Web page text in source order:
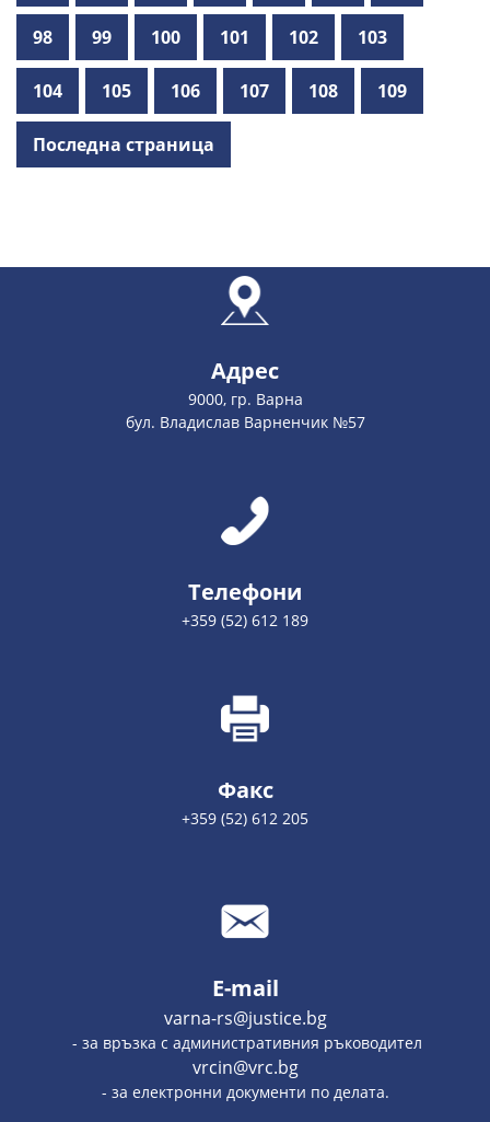
98 99 100 101 102 103
104 105 106 107 108 109
Последна страница
Адрес
9000, гр. Варна
бул. Владислав Варненчик №57
Телефони
+359 (52) 612 189
Факс
+359 (52) 612 205
E-mail
varna-rs@justice.bg
- за връзка с административния ръководител
vrcin@vrc.bg
- за електронни документи по делата.